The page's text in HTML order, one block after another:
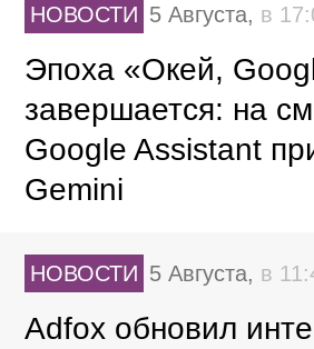
НОВОСТИ 5 Августа, в
Эпоха «Окей,
завершается: на
Google Assistant
Gemini
НОВОСТИ 5 Августа, в
Adfox обновил